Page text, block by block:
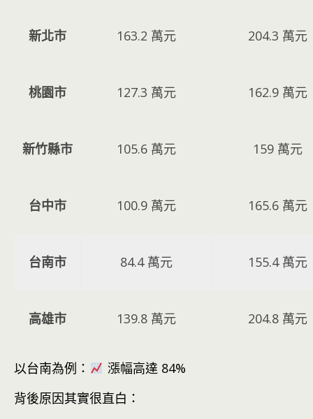
新北市 163.2 萬元 204.3 萬元
桃園市 127.3 萬元 162.9 萬元
新竹縣市 105.6 萬元 159 萬元
台中市 100.9 萬元 165.6 萬元
台南市 84.4 萬元 155.4 萬元
高雄市 139.8 萬元 204.8 萬元
以台南為例：
漲幅高達 84%
背後原因其實很直白：